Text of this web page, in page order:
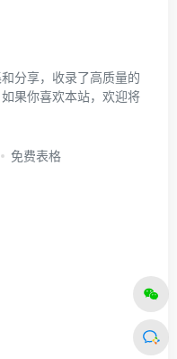
分享，收录了高质量的
果你喜欢本站，欢迎将
免费表格